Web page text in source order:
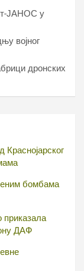
ЈАНОС у
војног
дронских
Краснојарског
бомбама
приказала
ДАФ